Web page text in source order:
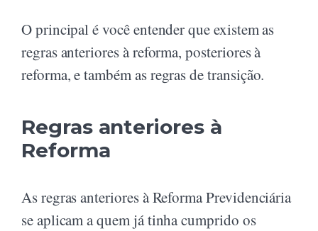
O principal é você entender que existem as
regras anteriores à reforma, posteriores à
reforma, e também as regras de transição.
Regras anteriores à
Reforma
As regras anteriores à Reforma Previdenciária
se aplicam a quem já tinha cumprido os